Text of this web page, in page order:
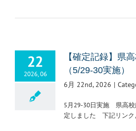
22
2026, 06
【確定記録】県
（5/29-30実施）
6月 22nd, 2026 |
5月29-30日実施 県高校
定しました 下記リンク